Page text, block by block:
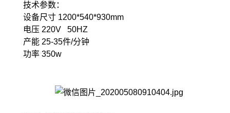
技术参数：
设备尺寸 1200*540*930mm
电压 220V 50HZ
产能 25-35件/分钟
功率 350w